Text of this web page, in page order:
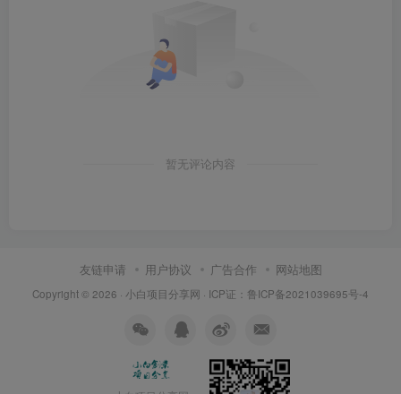
暂无评论内容
友链申请 用户协议 广告合作 网站地图
Copyright © 2026 · 小白项目分享网 · ICP证： 鲁ICP备2021039695号-4